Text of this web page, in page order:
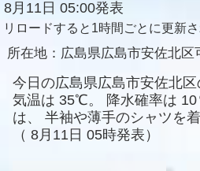
8月11日 05:00発表
リロードすると1時間ごとに更新さ
所在地： 広島県広島市安佐北区
今日の広島県広島市安佐北
気温は 35℃。 降水確率は 10
は、
半袖や薄手のシャツを
（ 8月11日 05時発表）